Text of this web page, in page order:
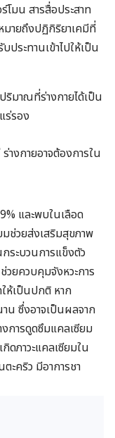
โมน สารสื่อประสาท
ายถึงปฏิกิริยาเคมีที่
ประทานเข้าไปให้เป็น
มาณที่ร่างกายได้เป็น
ร่รอง
งกายอาจต้องการใน
และพบในเลือด
ช่วยส่งเสริมสุขภาพ
ระบวนการแข็งตัว
วยควบคุมจังหวะการ
ให้เป็นปกติ หาก
น ซึ่งอาจเป็นผลจาก
งการดูดซึมแคลเซียม
ดภาวะแคลเซียมใน
ะคริว มีอาการชา